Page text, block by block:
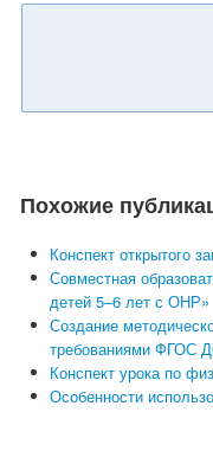
Похожие
Конспект открытого
Совместная
детей 5–6 лет с ОНР»
Создание
требованиями ФГОС
Конспект урока по
Особенности